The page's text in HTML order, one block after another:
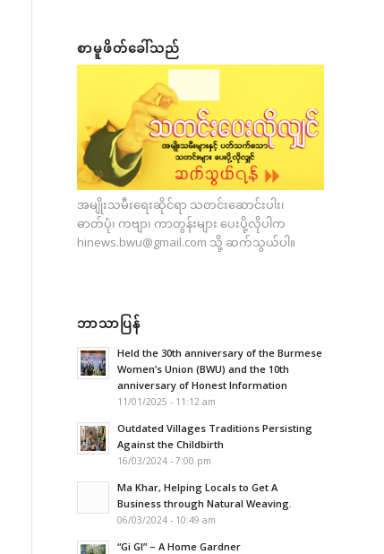
စာမူဖိတ်ခေါ်သည်
အမျိုးသမီးရေးဆိုင်ရာ သတင်းဆောင်းပါး၊
ဓာတ်ပုံ၊ ကဗျာ၊ ကာတွန်းများ ပေးပို့လိုပါက
hinews.bwu@gmail.com သို့ ဆက်သွယ်ပါ။
ဘာသာပြန်
Held the 30th anniversary of the Burmese
Women’s Union (BWU) and the 10th
anniversary of Honest Information
11/01/2025 - 11:12 am
Outdated Villages Traditions Persisting
Against the Childbirth
16/03/2024 - 7:00 pm
Ma Khar, Helping Locals to Get A
Business through Natural Weaving.
06/03/2024 - 10:49 am
“Gi GI” – A Home Gardner